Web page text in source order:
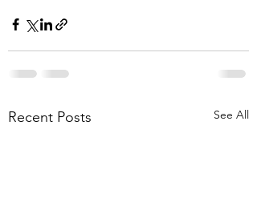
Recent Posts See All